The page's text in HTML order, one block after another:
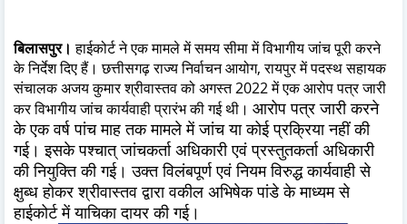
बिलासपुर।हाईकोर्ट ने एक मामले में समय सीमा में विभागीय जांच पूरी करने
के निर्देश दिए हैं। छत्तीसगढ़ राज्य निर्वाचन आयोग, रायपुर में पदस्थ सहायक
संचालक अजय कुमार श्रीवास्तव को अगस्त 2022 में एक आरोप पत्र जारी
कर विभागीय जांच कार्यवाही प्रारंभ की गई थी। आरोप पत्र जारी करने
के एक वर्ष पांच माह तक मामले में जांच या कोई प्रक्रिया नहीं की
गई। इसके पश्चात् जांचकर्ता अधिकारी एवं प्रस्तुतकर्ता अधिकारी
की नियुक्ति की गई। उक्त विलंबपूर्ण एवं नियम विरुद्ध कार्यवाही से
क्षुब्ध होकर श्रीवास्तव द्वारा वकील अभिषेक पांडे के माध्यम से
हाईकोर्ट में याचिका दायर की गई।